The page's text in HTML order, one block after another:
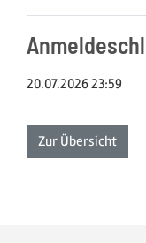
20.07.2026 23:59
Zur Übersicht